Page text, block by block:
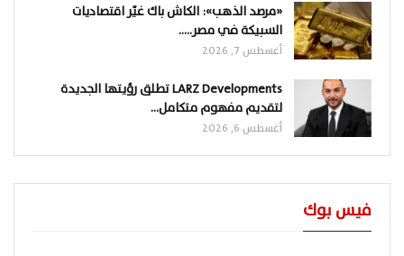
«مرصد الذهب»: الكاش باك غيّر اقتصاديات
السبيكة في مصر..…
أغسطس 7, 2026
LARZ Developments تطلق رؤيتها الجديدة
لتقديم مفهوم متكامل…
أغسطس 6, 2026
فيس بوك